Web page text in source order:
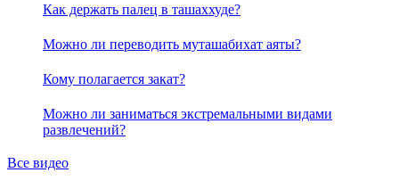
Как держать палец в ташаххуде?
Можно ли переводить муташабихат аяты?
Кому полагается закат?
Можно ли заниматься экстремальными видами
развлечений?
Все видео